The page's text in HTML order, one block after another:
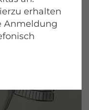
erhalten
Anmeldung